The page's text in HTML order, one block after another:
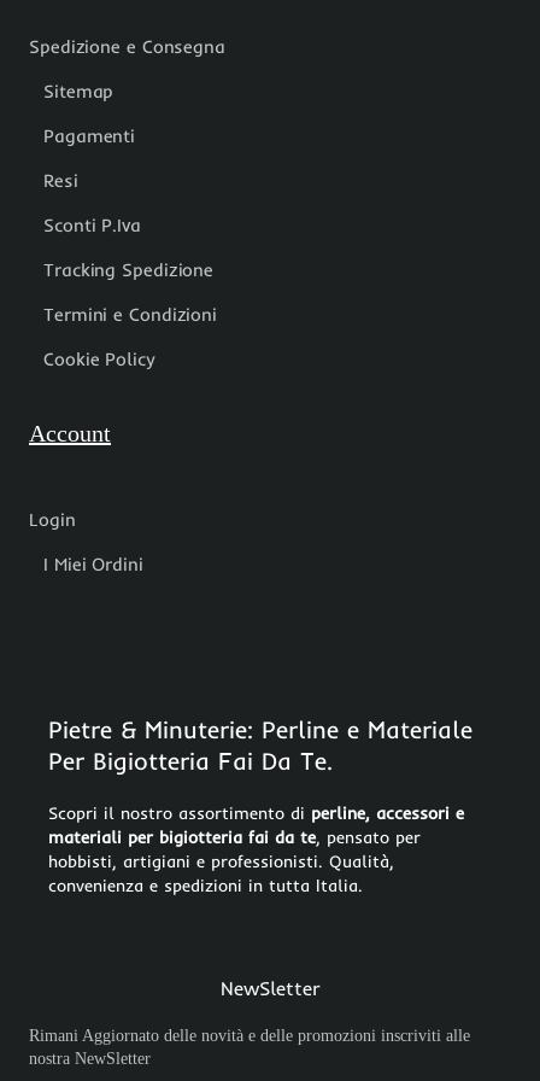
Spedizione e Consegna
Sitemap
Pagamenti
Resi
Sconti P.Iva
Tracking Spedizione
Termini e Condizioni
Cookie Policy
Account
Login
I Miei Ordini
Pietre & Minuterie: Perline e Materiale
Per Bigiotteria Fai Da Te.
Scopri il nostro assortimento di perline, accessori e
materiali per bigiotteria fai da te, pensato per
hobbisti, artigiani e professionisti. Qualità,
convenienza e spedizioni in tutta Italia.
NewSletter
Rimani Aggiornato delle novità e delle promozioni inscriviti alle
nostra NewSletter